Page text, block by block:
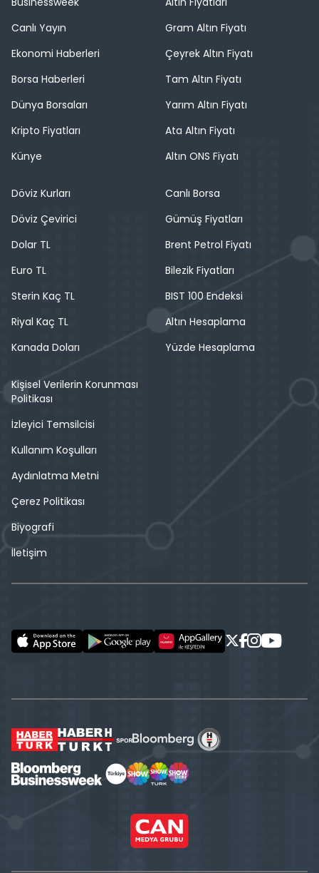
Canlı Yayın
Ekonomi Haberleri
Borsa Haberleri
Dünya Borsaları
Kripto Fiyatları
Künye
Gram Altın Fiyatı
Çeyrek Altın Fiyatı
Tam Altın Fiyatı
Yarım Altın Fiyatı
Ata Altın Fiyatı
Altın ONS Fiyatı
Döviz Kurları
Döviz Çevirici
Dolar TL
Euro TL
Sterin Kaç TL
Riyal Kaç TL
Kanada Doları
Canlı Borsa
Gümüş Fiyatları
Brent Petrol Fiyatı
Bilezik Fiyatları
BIST 100 Endeksi
Altın Hesaplama
Yüzde Hesaplama
Kişisel Verilerin Korunması
Politikası
İzleyici Temsilcisi
Kullanım Koşulları
Aydınlatma Metni
Çerez Politikası
Biyografi
İletişim